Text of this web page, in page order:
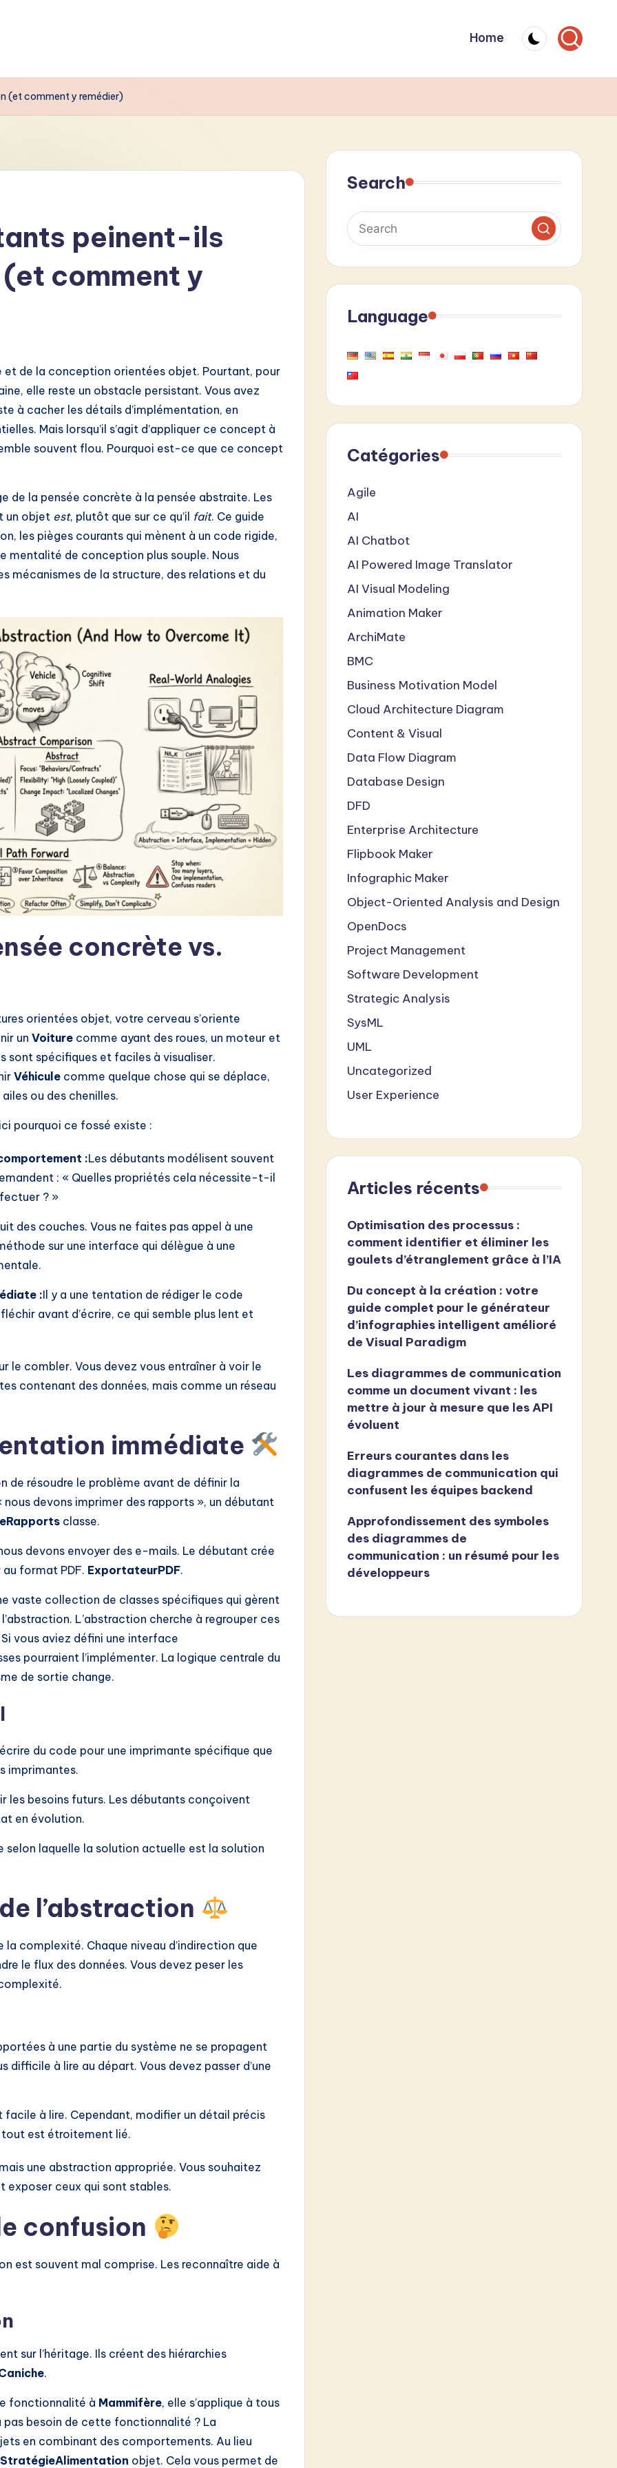
Home
(et comment y remédier)
peinent-ils
comment y
et de la conception orientées objet. Pourtant, pour
elle reste un obstacle persistant. Vous avez
à cacher les détails d’implémentation, en
Mais lorsqu’il s’agit d’appliquer ce concept à
souvent flou. Pourquoi est-ce que ce concept
de la pensée concrète à la pensée abstraite. Les
un objet est, plutôt que sur ce qu’il fait. Ce guide
les pièges courants qui mènent à un code rigide,
mentalité de conception plus souple. Nous
mécanismes de la structure, des relations et du
concrète vs.
orientées objet, votre cerveau s’oriente
un Voiture comme ayant des roues, un moteur et
sont spécifiques et faciles à visualiser.
Véhicule comme quelque chose qui se déplace,
ou des chenilles.
pourquoi ce fossé existe :
:Les débutants modélisent souvent
: « Quelles propriétés cela nécessite-t-il
? »
des couches. Vous ne faites pas appel à une
sur une interface qui délègue à une
:Il y a une tentation de rédiger le code
avant d’écrire, ce qui semble plus lent et
le combler. Vous devez vous entraîner à voir le
contenant des données, mais comme un réseau
immédiate
de résoudre le problème avant de définir la
devons imprimer des rapports », un débutant
classe.
devons envoyer des e-mails. Le débutant crée
format PDF. ExportateurPDF.
vaste collection de classes spécifiques qui gèrent
L’abstraction cherche à regrouper ces
vous aviez défini une interface
pourraient l’implémenter. La logique centrale du
de sortie change.
du code pour une imprimante spécifique que
imprimantes.
les besoins futurs. Les débutants conçoivent
en évolution.
selon laquelle la solution actuelle est la solution
l’abstraction
complexité. Chaque niveau d’indirection que
le flux des données. Vous devez peser les
à une partie du système ne se propagent
difficile à lire au départ. Vous devez passer d’une
à lire. Cependant, modifier un détail précis
tout est étroitement lié.
une abstraction appropriée. Vous souhaitez
exposer ceux qui sont stables.
confusion
est souvent mal comprise. Les reconnaître aide à
sur l’héritage. Ils créent des hiérarchies
.
fonctionnalité à Mammifère, elle s’applique à tous
pas besoin de cette fonctionnalité ? La
en combinant des comportements. Au lieu
StratégieAlimentation objet. Cela vous permet de
Search
Language
Catégories
Agile
AI
AI Chatbot
AI Powered Image Translator
AI Visual Modeling
Animation Maker
ArchiMate
BMC
Business Motivation Model
Cloud Architecture Diagram
Content & Visual
Data Flow Diagram
Database Design
DFD
Enterprise Architecture
Flipbook Maker
Infographic Maker
Object-Oriented Analysis and Design
OpenDocs
Project Management
Software Development
Strategic Analysis
SysML
UML
Uncategorized
User Experience
Articles récents
Optimisation des processus :
comment identifier et éliminer les
goulets d’étranglement grâce à l’IA
Du concept à la création : votre
guide complet pour le générateur
d’infographies intelligent amélioré
de Visual Paradigm
Les diagrammes de communication
comme un document vivant : les
mettre à jour à mesure que les API
évoluent
Erreurs courantes dans les
diagrammes de communication qui
confusent les équipes backend
Approfondissement des symboles
des diagrammes de
communication : un résumé pour les
développeurs